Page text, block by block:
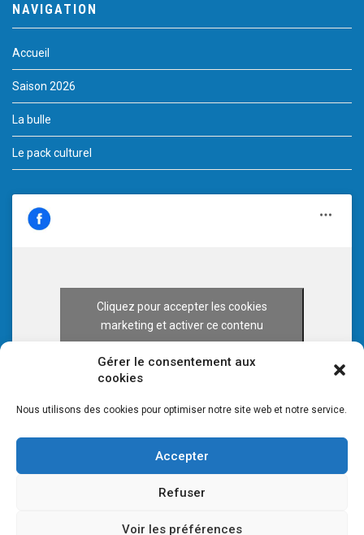
Gérer le consentement aux
cookies
Nous utilisons des cookies pour optimiser notre site web et notre service.
Accepter
Refuser
Voir les préférences
NAVIGATION
Accueil
Saison 2026
La bulle
Le pack culturel
Cliquez pour accepter les cookies
marketing et activer ce contenu
© 2026 CULTURE 70 -Mentions légales-